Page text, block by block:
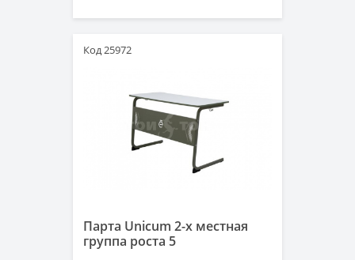
Код 25972
Парта Unicum 2-х местная
группа роста 5